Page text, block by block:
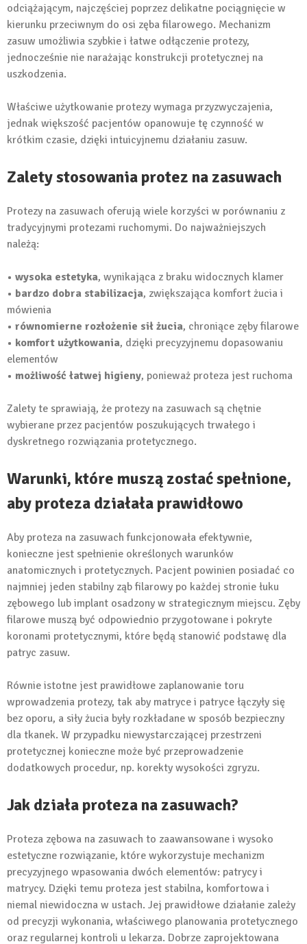
odciążającym, najczęściej poprzez delikatne pociągnięcie w
kierunku przeciwnym do osi zęba filarowego. Mechanizm
zasuw umożliwia szybkie i łatwe odłączenie protezy,
jednocześnie nie narażając konstrukcji protetycznej na
uszkodzenia.
Właściwe użytkowanie protezy wymaga przyzwyczajenia,
jednak większość pacjentów opanowuje tę czynność w
krótkim czasie, dzięki intuicyjnemu działaniu zasuw.
Zalety stosowania protez na zasuwach
Protezy na zasuwach oferują wiele korzyści w porównaniu z
tradycyjnymi protezami ruchomymi. Do najważniejszych
należą:
• wysoka estetyka, wynikająca z braku widocznych klamer
• bardzo dobra stabilizacja, zwiększająca komfort żucia i
mówienia
• równomierne rozłożenie sił żucia, chroniące zęby filarowe
• komfort użytkowania, dzięki precyzyjnemu dopasowaniu
elementów
• możliwość łatwej higieny, ponieważ proteza jest ruchoma
Zalety te sprawiają, że protezy na zasuwach są chętnie
wybierane przez pacjentów poszukujących trwałego i
dyskretnego rozwiązania protetycznego.
Warunki, które muszą zostać spełnione,
aby proteza działała prawidłowo
Aby proteza na zasuwach funkcjonowała efektywnie,
konieczne jest spełnienie określonych warunków
anatomicznych i protetycznych. Pacjent powinien posiadać co
najmniej jeden stabilny ząb filarowy po każdej stronie łuku
zębowego lub implant osadzony w strategicznym miejscu. Zęby
filarowe muszą być odpowiednio przygotowane i pokryte
koronami protetycznymi, które będą stanowić podstawę dla
patryc zasuw.
Równie istotne jest prawidłowe zaplanowanie toru
wprowadzenia protezy, tak aby matryce i patryce łączyły się
bez oporu, a siły żucia były rozkładane w sposób bezpieczny
dla tkanek. W przypadku niewystarczającej przestrzeni
protetycznej konieczne może być przeprowadzenie
dodatkowych procedur, np. korekty wysokości zgryzu.
Jak działa proteza na zasuwach?
Proteza zębowa na zasuwach to zaawansowane i wysoko
estetyczne rozwiązanie, które wykorzystuje mechanizm
precyzyjnego wpasowania dwóch elementów: patrycy i
matrycy. Dzięki temu proteza jest stabilna, komfortowa i
niemal niewidoczna w ustach. Jej prawidłowe działanie zależy
od precyzji wykonania, właściwego planowania protetycznego
oraz regularnej kontroli u lekarza. Dobrze zaprojektowana